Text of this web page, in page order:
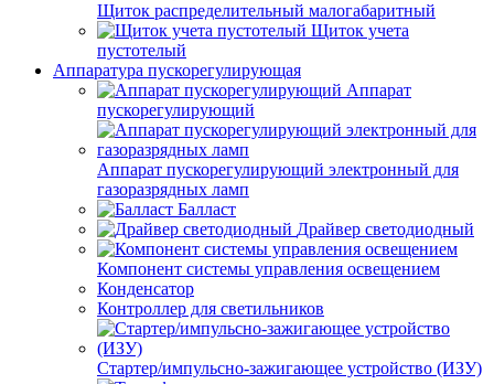
Щиток распределительный малогабаритный
Щиток учета
пустотелый
Аппаратура пускорегулирующая
Аппарат
пускорегулирующий
Аппарат пускорегулирующий электронный для
газоразрядных ламп
Балласт
Драйвер светодиодный
Компонент системы управления освещением
Конденсатор
Контроллер для светильников
Стартер/импульсно-зажигающее устройство (ИЗУ)